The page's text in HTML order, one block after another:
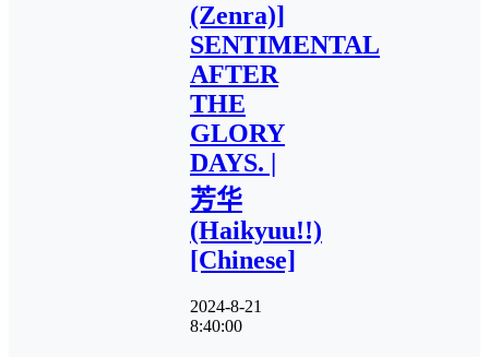
(Zenra)]
SENTIMENTAL
AFTER
THE
GLORY
DAYS. |
芳华
(Haikyuu!!)
[Chinese]
2024-8-21
8:40:00